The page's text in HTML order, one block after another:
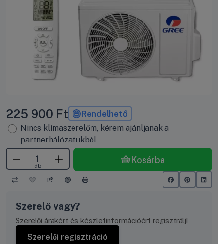
225 900 Ft Rendelhető
Nincs klímaszerelőm, kérem ajánljanak a
partnerhálózatukból
db
Kosárba
Szerelő vagy?
Szerelői árakért és készletinformációért regisztrálj!
Szerelői regisztráció